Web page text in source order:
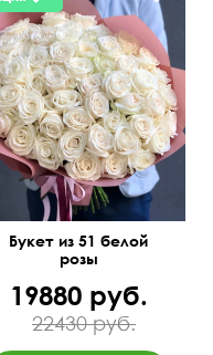
50 см 60 см
Букет из 51 белой
розы
19880 руб.
22430 руб.